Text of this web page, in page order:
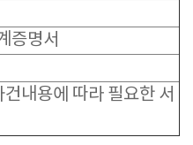
증명서
내용에 따라 필요한 서